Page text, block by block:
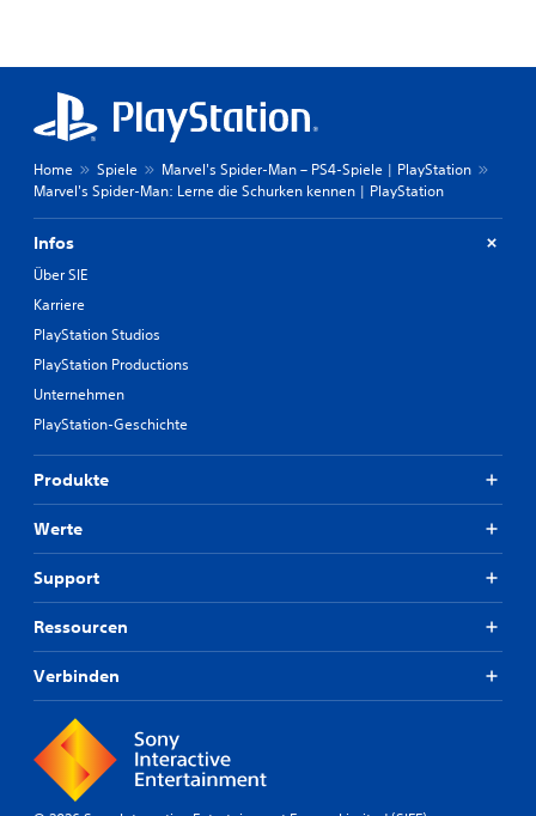
Home Spiele
Marvel's Spider-Man – PS4-Spiele | PlayStation
Marvel's Spider-Man: Lerne die Schurken kennen | PlayStation
Infos
Über SIE
Karriere
PlayStation Studios
PlayStation Productions
Unternehmen
PlayStation-Geschichte
Produkte
Werte
Support
Ressourcen
Verbinden